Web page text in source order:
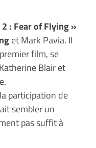
: Fear of Flying »
et Mark Pavia. Il
film, se
Blair et
participation de
sembler un
pas suffit à